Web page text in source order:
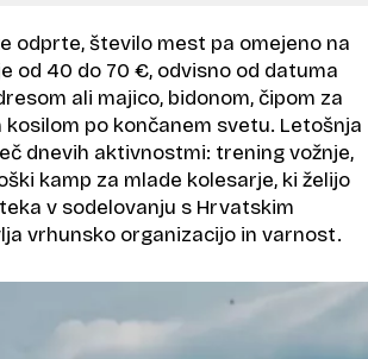
odprte, število mest pa omejeno na
od 40 do 70 €, odvisno od datuma
ali majico, bidonom, čipom za
po končanem svetu. Letošnja
dnevih aktivnostmi: trening vožnje,
kamp za mlade kolesarje, ki želijo
v sodelovanju s Hrvatskim
vrhunsko organizacijo in varnost.